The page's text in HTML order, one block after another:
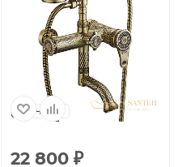
Чехия
22 800 ₽